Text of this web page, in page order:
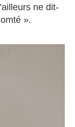
ne dit-
».